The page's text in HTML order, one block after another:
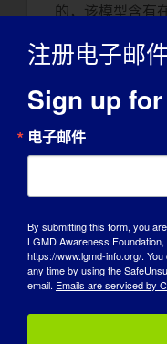
的，该模型含有
是可能成为
情况下？
如上所述，我们
治疗潜力：1）
雷洛昔芬）进行
小鼠模型的肌肉
注册电子邮
Sign up
电子邮件
By submitting this form, you
LGMD Awareness
https://www.lgmd-info.org/.
any time by using the
email. Emails are serviced by